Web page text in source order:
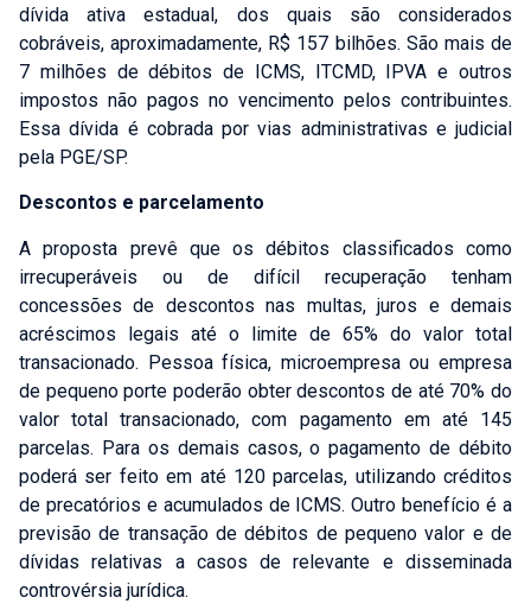
dívida ativa estadual, dos quais são considerados
cobráveis, aproximadamente, R$ 157 bilhões. São mais de
7 milhões de débitos de ICMS, ITCMD, IPVA e outros
impostos não pagos no vencimento pelos contribuintes.
Essa dívida é cobrada por vias administrativas e judicial
pela PGE/SP.
Descontos e parcelamento
A proposta prevê que os débitos classificados como
irrecuperáveis ou de difícil recuperação tenham
concessões de descontos nas multas, juros e demais
acréscimos legais até o limite de 65% do valor total
transacionado. Pessoa física, microempresa ou empresa
de pequeno porte poderão obter descontos de até 70% do
valor total transacionado, com pagamento em até 145
parcelas. Para os demais casos, o pagamento de débito
poderá ser feito em até 120 parcelas, utilizando créditos
de precatórios e acumulados de ICMS. Outro benefício é a
previsão de transação de débitos de pequeno valor e de
dívidas relativas a casos de relevante e disseminada
controvérsia jurídica.